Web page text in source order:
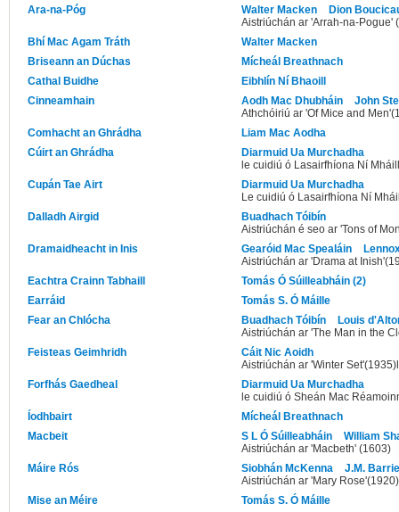
Ara-na-Póg Walter Macken
Dion
Aistriúchán ar 'Arrah-na-Pogue'
Bhí Mac Agam Tráth
Walter Macken
Briseann an Dúchas
Mícheál Breathnach
Cathal Buidhe
Eibhlín Ní Bhaoill
Cinneamhain
Aodh Mac Dhubháin
John
Athchóiriú ar 'Of Mice and
Comhacht an Ghrádha
Liam Mac Aodha
Cúirt an Ghrádha
Diarmuid Ua Murchadha
le cuidiú ó Lasairfhíona Ní
Cupán Tae Airt
Diarmuid Ua Murchadha
Le cuidiú ó Lasairfhíona Ní
Dalladh Airgid
Buadhach Tóibín
Aistriúchán é seo ar 'Tons of
Dramaidheacht in Inis
Gearóid Mac Spealáin
Aistriúchán ar 'Drama at
Eachtra Crainn Tabhaill
Tomás Ó Súilleabháin (2)
Earráid
Tomás S. Ó Máille
Fear an Chlócha
Buadhach Tóibín
Louis
Aistriúchán ar 'The Man in the
Feisteas Geimhridh
Cáit Nic Aoidh
Aistriúchán ar 'Winter
Forfhás Gaedheal
Diarmuid Ua Murchadha
le cuidiú ó Sheán Mac
Íodhbairt
Mícheál Breathnach
Macbeit
S L Ó Súilleabháin
William
Aistriúchán ar 'Macbeth' (1603)
Máire Rós
Siobhán McKenna
J.M. Barrie
Aistriúchán ar 'Mary Rose'(1920)
Mise an Méire
Tomás S. Ó Máille